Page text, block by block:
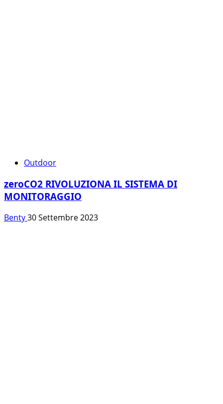
Outdoor
zeroCO2 RIVOLUZIONA IL SISTEMA DI
MONITORAGGIO
Benty30 Settembre 2023